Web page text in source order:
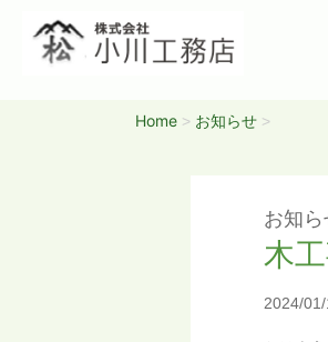
Home > お知らせ >
お知ら
木
2024/